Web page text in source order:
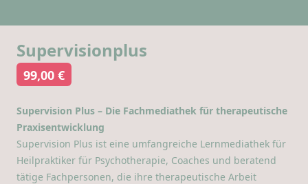
Supervisionplus
99,00 €
Supervision Plus – Die Fachmediathek für therapeutische
Praxisentwicklung
Supervision Plus ist eine umfangreiche Lernmediathek für
Heilpraktiker für Psychotherapie, Coaches und beratend
tätige Fachpersonen, die ihre therapeutische Arbeit